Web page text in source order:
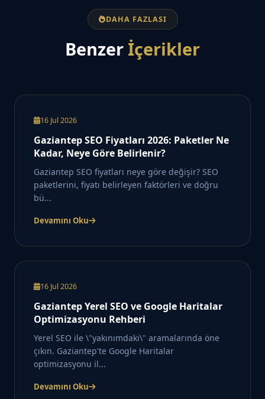
DAHA FAZLASI
Benzer İçerikler
16 Jul 2026
Gaziantep SEO Fiyatları 2026: Paketler Ne
Kadar, Neye Göre Belirlenir?
Gaziantep SEO fiyatları neye göre değişir? SEO
paketlerini, fiyatı belirleyen faktörleri ve doğru
bü...
Devamını Oku
16 Jul 2026
Gaziantep Yerel SEO ve Google Haritalar
Optimizasyonu Rehberi
Yerel SEO ile \"yakınımdaki\" aramalarında öne
çıkın. Gaziantep'te Google Haritalar
optimizasyonu il...
Devamını Oku